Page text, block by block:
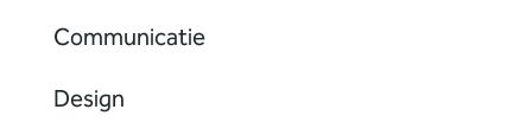
Communicatie
Design